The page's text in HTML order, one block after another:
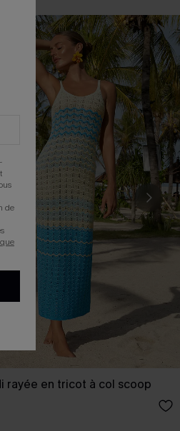
rayée en tricot à col scoop
de